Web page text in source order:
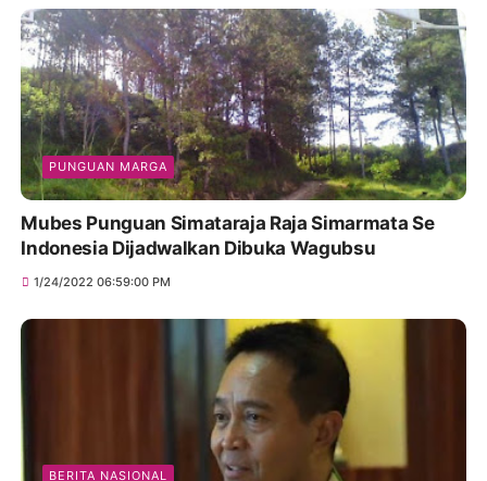
PUNGUAN MARGA
Mubes Punguan Simataraja Raja Simarmata Se
Indonesia Dijadwalkan Dibuka Wagubsu
1/24/2022 06:59:00 PM
BERITA NASIONAL